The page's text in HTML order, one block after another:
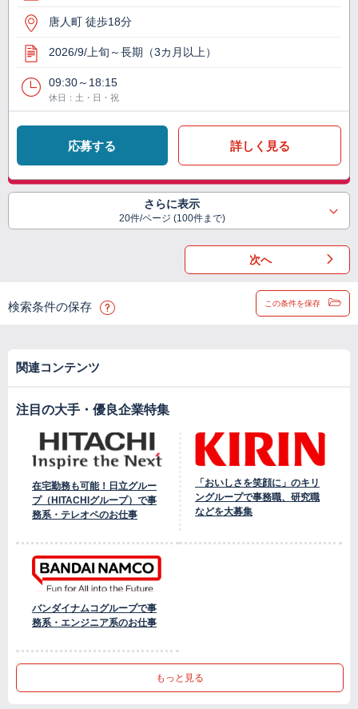
唐人町 徒歩18分
2026/9/上旬～長期（3カ月以上）
09:30～18:15
休日：土・日・祝
応募する 詳しく見る
さらに表示
20件/ページ (100件まで)
次へ
検索条件の保存 この条件を保存
関連コンテンツ
注目の大手・優良企業特集
在宅勤務も可能！日立グルー
プ（HITACHIグループ）で事
務系・テレオペのお仕事
「おいしさを笑顔に」のキリ
ングループで事務職、研究職
などを大募集
バンダイナムコグループで事
務系・エンジニア系のお仕事
もっと見る